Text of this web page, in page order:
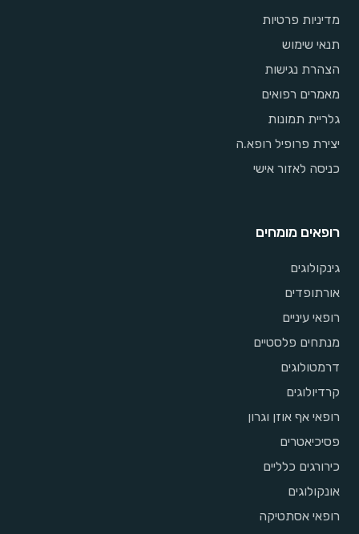
מדיניות פרטיות
תנאי שימוש
הצהרת נגישות
מאמרים רפואים
גלריית תמונות
יצירת פרופיל רופא.ה
כניסה לאזור אישי
רופאים מומחים
גינקולוגים
אורתופדים
רופאי עיניים
מנתחים פלסטיים
דרמטולוגים
קרדיולוגים
רופאי אף אוזן וגרון
פסיכיאטרים
כירורגים כלליים
אונקולוגים
רופאי אסתטיקה